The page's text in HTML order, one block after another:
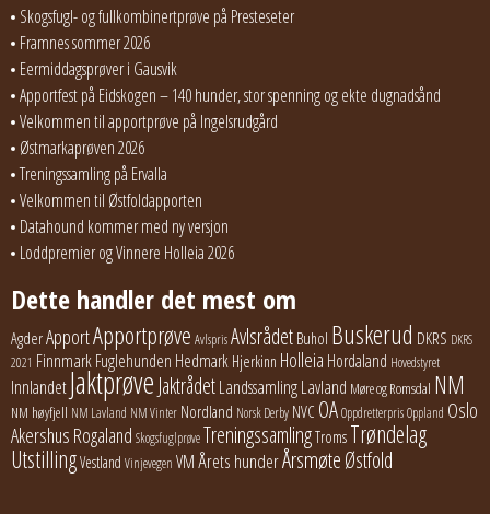
Skogsfugl- og fullkombinertprøve på Presteseter
Framnes sommer 2026
Eermiddagsprøver i Gausvik
Apportfest på Eidskogen – 140 hunder, stor spenning og ekte dugnadsånd
Velkommen til apportprøve på Ingelsrudgård
Østmarkaprøven 2026
Treningssamling på Ervalla
Velkommen til Østfoldapporten
Datahound kommer med ny versjon
Loddpremier og Vinnere Holleia 2026
Dette handler det mest om
AgderApportApportprøve AvlsprisAvlsrådet Buhol Buskerud DKRS DKRS
2021 FinnmarkFuglehunden Hedmark Hjerkinn Holleia Hordaland Hovedstyret
InnlandetJaktprøve JaktrådetLandssamlingLavland Møre og Romsdal NM
NM høyfjell NM Lavland NM Vinter Nordland Norsk Derby NVC OAOppdretterprisOppland Oslo
Akershus Rogaland SkogsfuglprøveTreningssamlingTroms Trøndelag
UtstillingVestland Vinjevegen VMÅrets hunderÅrsmøteØstfold